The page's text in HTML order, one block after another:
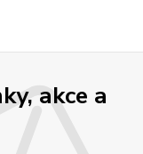
akce a